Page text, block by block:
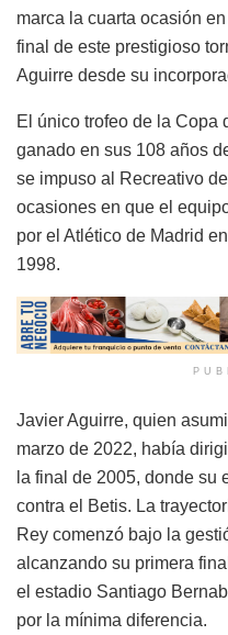
marca la cuarta ocasión
final de este prestigioso
Aguirre desde su
El único trofeo de la Copa
ganado en sus 108 años
se impuso al Recreativo
ocasiones en que el
por el Atlético de Madrid
1998.
Javier Aguirre, quien
marzo de 2022, había
la final de 2005, donde su
contra el Betis. La
Rey comenzó bajo la
alcanzando su primera
el estadio Santiago
por la mínima diferencia.